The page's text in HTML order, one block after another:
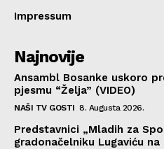
Impressum
Najnovije
Ansambl Bosanke uskoro
pjesmu “Želja” (VIDEO)
NAŠI TV GOSTI 8. Augusta 2026.
Predstavnici „Mladih za
gradonačelniku Lugaviću na